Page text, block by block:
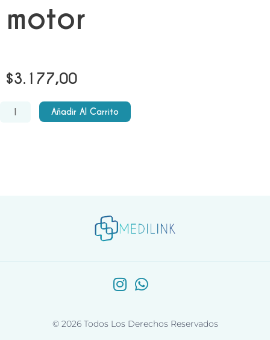
motor
$3.177,00
Colchón
Añadir Al Carrito
© 2026 Todos Los Derechos Reservados